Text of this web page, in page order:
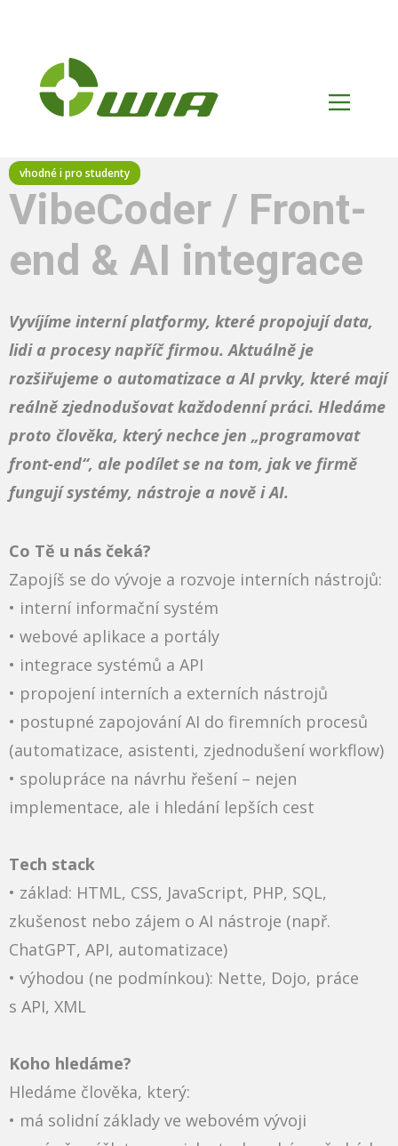
VibeCoder / Front-
end & AI integrace
Vyvíjíme interní platformy, které propojují data,
lidi a procesy napříč firmou. Aktuálně je
rozšiřujeme o automatizace a AI prvky, které mají
reálně zjednodušovat každodenní práci. Hledáme
proto člověka, který nechce jen „programovat
front-end“, ale podílet se na tom, jak ve firmě
fungují systémy, nástroje a nově i AI.
Co Tě u nás čeká?
Zapojíš se do vývoje a rozvoje interních nástrojů:
• interní informační systém
• webové aplikace a portály
• integrace systémů a API
• propojení interních a externích nástrojů
• postupné zapojování AI do firemních procesů
(automatizace, asistenti, zjednodušení workflow)
• spolupráce na návrhu řešení – nejen
implementace, ale i hledání lepších cest
Tech stack
• základ: HTML, CSS, JavaScript, PHP, SQL,
zkušenost nebo zájem o AI nástroje (např.
ChatGPT, API, automatizace)
• výhodou (ne podmínkou): Nette, Dojo, práce
s API, XML
Koho hledáme?
Hledáme člověka, který:
• má solidní základy ve webovém vývoji